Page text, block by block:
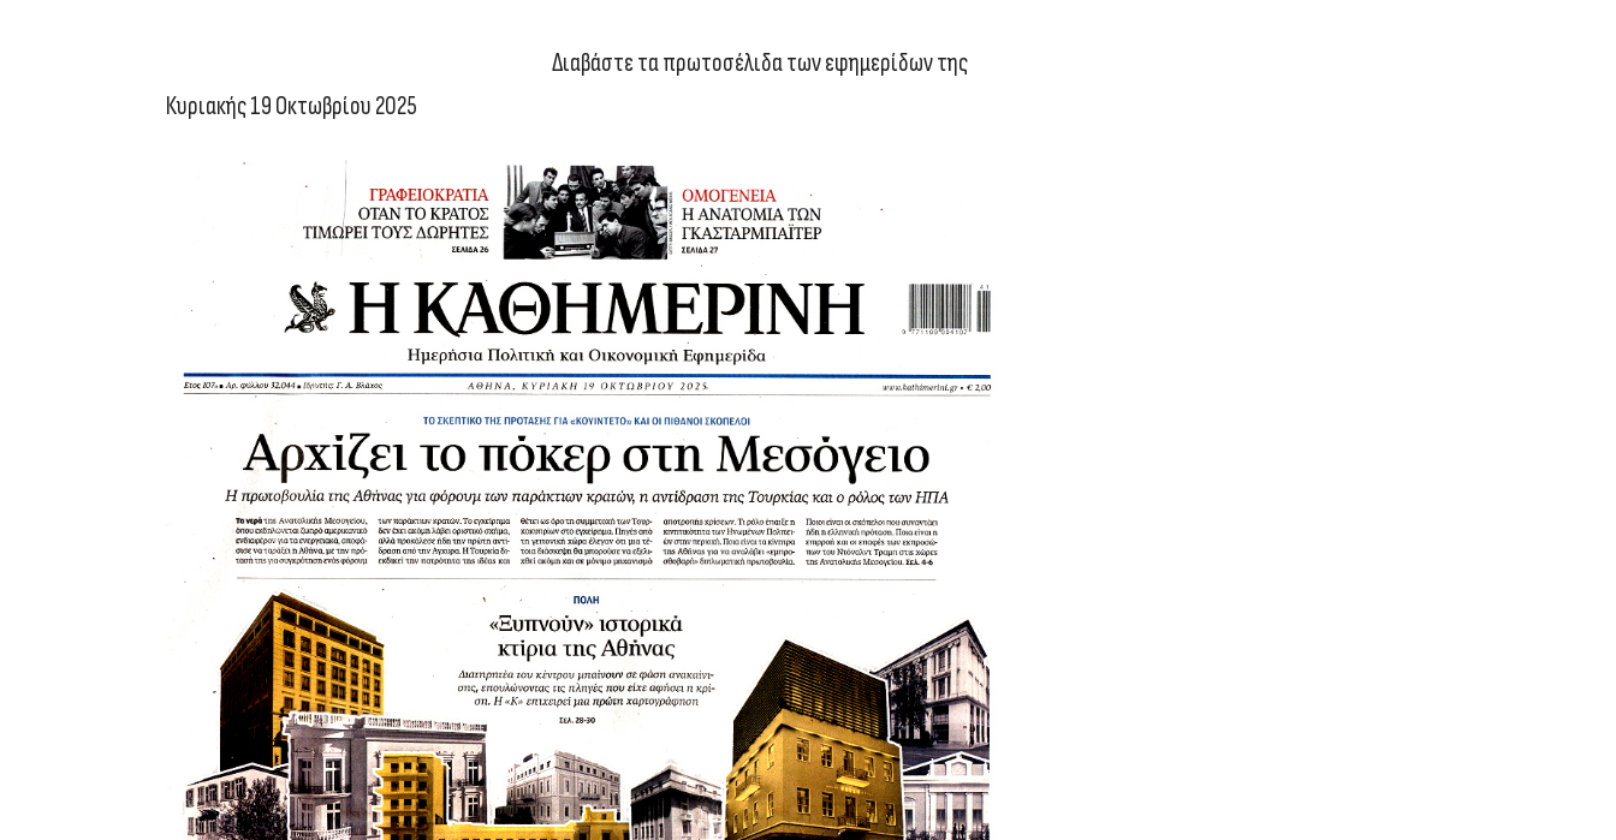
Διαβάστε τα πρωτοσέλιδα των εφημερίδων της
Κυριακής 19 Οκτωβρίου 2025